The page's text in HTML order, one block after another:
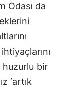
Odası da
huzurlu bir
‘artık